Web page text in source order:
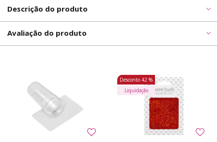
Descrição do produto
Avaliação do produto
Desconto 42 %
Liquidação